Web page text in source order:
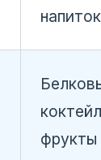
напиток
фрукты